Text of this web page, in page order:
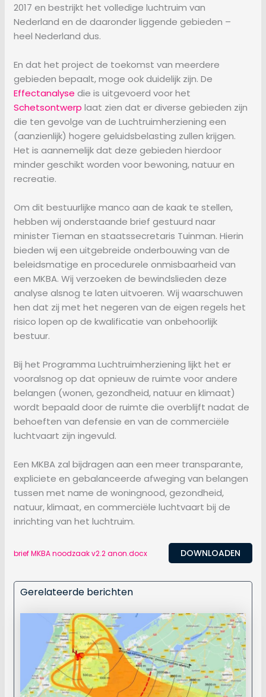
2017 en bestrijkt het volledige luchtruim van
Nederland en de daaronder liggende gebieden –
heel Nederland dus.
En dat het project de toekomst van meerdere
gebieden bepaalt, moge ook duidelijk zijn. De
Effectanalyse die is uitgevoerd voor het
Schetsontwerp laat zien dat er diverse gebieden zijn
die ten gevolge van de Luchtruimherziening een
(aanzienlijk) hogere geluidsbelasting zullen krijgen.
Het is aannemelijk dat deze gebieden hierdoor
minder geschikt worden voor bewoning, natuur en
recreatie.
Om dit bestuurlijke manco aan de kaak te stellen,
hebben wij onderstaande brief gestuurd naar
minister Tieman en staatssecretaris Tuinman. Hierin
bieden wij een uitgebreide onderbouwing van de
beleidsmatige en procedurele onmisbaarheid van
een MKBA. Wij verzoeken de bewindslieden deze
analyse alsnog te laten uitvoeren. Wij waarschuwen
hen dat zij met het negeren van de eigen regels het
risico lopen op de kwalificatie van onbehoorlijk
bestuur.
Bij het Programma Luchtruimherziening lijkt het er
vooralsnog op dat opnieuw de ruimte voor andere
belangen (wonen, gezondheid, natuur en klimaat)
wordt bepaald door de ruimte die overblijft nadat de
behoeften van defensie en van de commerciële
luchtvaart zijn ingevuld.
Een MKBA zal bijdragen aan een meer transparante,
expliciete en gebalanceerde afweging van belangen
tussen met name de woningnood, gezondheid,
natuur, klimaat, en commerciële luchtvaart bij de
inrichting van het luchtruim.
brief MKBA noodzaak v2.2 anon.docx DOWNLOADEN
Gerelateerde berichten